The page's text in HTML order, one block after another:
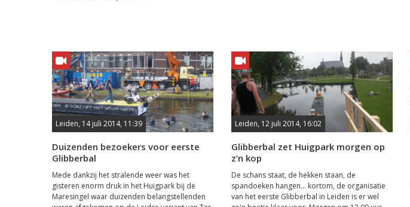
Leiden, 14 juli 2014, 11:39
Duizenden bezoekers voor eerste
Glibberbal
Mede dankzij het stralende weer was het
gisteren enorm druk in het Huigpark bij de
Maresingel waar duizenden belangstellenden
Leiden, 12 juli 2014, 16:02
Glibberbal zet Huigpark morgen op
z’n kop
De schans staat, de hekken staan, de
spandoeken hangen... kortom, de organisatie
van het eerste Glibberbal in Leiden is er wel